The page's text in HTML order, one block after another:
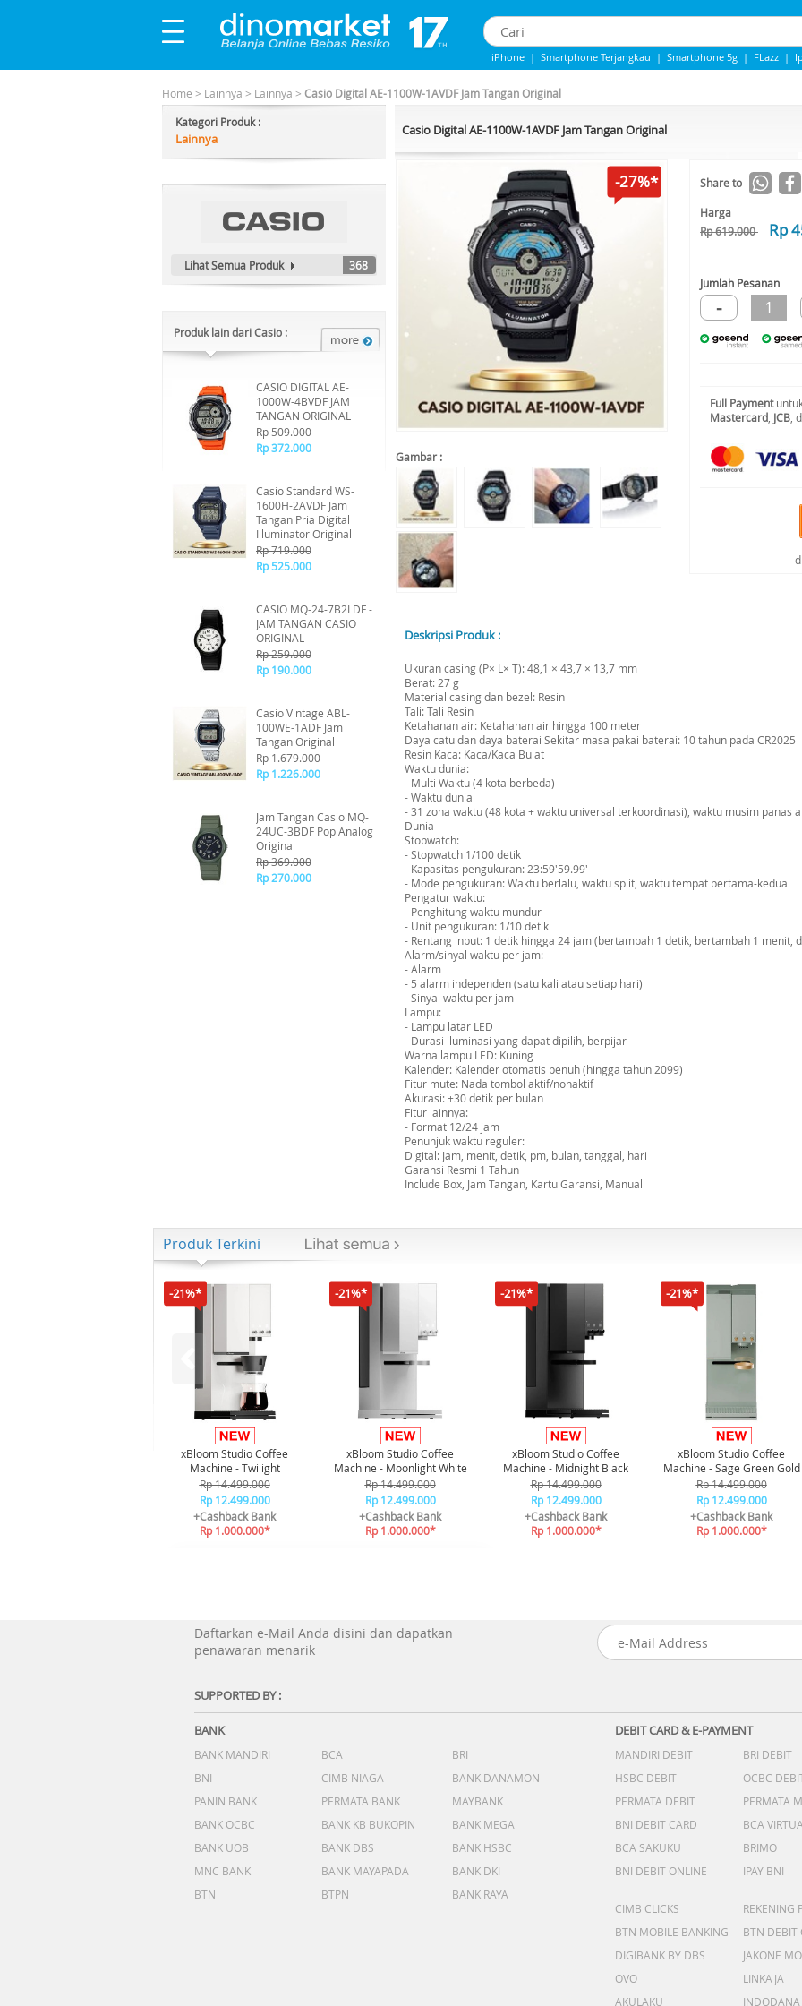
iPhone | Smartphone Terjangkau | Smartphone 5g | FLazz |
Home > Lainnya > Lainnya > Casio Digital AE-1100W-1AVDF Jam Tangan Original
Kategori Produk :
Lainnya
Lihat Semua Produk 368
Produk lain dari Casio :
CASIO DIGITAL AE-
1000W-4BVDF JAM
TANGAN ORIGINAL
Rp 509.000
Rp 372.000
Casio Standard WS-
1600H-2AVDF Jam
Tangan Pria Digital
Illuminator Original
Rp 719.000
Rp 525.000
CASIO MQ-24-7B2LDF -
JAM TANGAN CASIO
ORIGINAL
Rp 259.000
Rp 190.000
Casio Vintage ABL-
100WE-1ADF Jam
Tangan Original
Rp 1.679.000
Rp 1.226.000
Jam Tangan Casio MQ-
24UC-3BDF Pop Analog
Original
Rp 369.000
Rp 270.000
Casio Digital AE-1100W-1AVDF Jam Tangan Original
-27%*
Gambar :
Share to
Harga
Rp 619.000
Rp
Jumlah Pesanan
- 1
Full Payment
Mastercard JCB ,
Deskripsi Produk :
Ukuran casing (P× L× T): 48,1 × 43,7 × 13,7 mm
Berat: 27 g
Material casing dan bezel: Resin
Tali: Tali Resin
Ketahanan air: Ketahanan air hingga 100 meter
Daya catu dan daya baterai Sekitar masa pakai baterai: 10 tahun pada CR2025
Resin Kaca: Kaca/Kaca Bulat
Waktu dunia:
- Multi Waktu (4 kota berbeda)
- Waktu dunia
- 31 zona waktu (48 kota + waktu universal terkoordinasi), waktu musim
Dunia
Stopwatch:
- Stopwatch 1/100 detik
- Kapasitas pengukuran: 23:59'59.99'
- Mode pengukuran: Waktu berlalu, waktu split, waktu tempat pertama-kedua
Pengatur waktu:
- Penghitung waktu mundur
- Unit pengukuran: 1/10 detik
- Rentang input: 1 detik hingga 24 jam (bertambah 1 detik, bertambah 1 menit,
Alarm/sinyal waktu per jam:
- Alarm
- 5 alarm independen (satu kali atau setiap hari)
- Sinyal waktu per jam
Lampu:
- Lampu latar LED
- Durasi iluminasi yang dapat dipilih, berpijar
Warna lampu LED: Kuning
Kalender: Kalender otomatis penuh (hingga tahun 2099)
Fitur mute: Nada tombol aktif/nonaktif
Akurasi: ±30 detik per bulan
Fitur lainnya:
- Format 12/24 jam
Penunjuk waktu reguler:
Digital: Jam, menit, detik, pm, bulan, tanggal, hari
Garansi Resmi 1 Tahun
Include Box, Jam Tangan, Kartu Garansi, Manual
Produk Terkini
-21%*
xBloom Studio Coffee
Machine - Twilight
Rp 14.499.000
Rp 12.499.000
+Cashback Bank
Rp 1.000.000*
-21%*
xBloom Studio Coffee
Machine - Moonlight White
Rp 14.499.000
Rp 12.499.000
+Cashback Bank
Rp 1.000.000*
-21%*
xBloom Studio Coffee
Machine - Midnight Black
Rp 14.499.000
Rp 12.499.000
+Cashback Bank
Rp 1.000.000*
-21%*
xBloom Studio Coffee
Machine - Sage Green Gold
Rp 14.499.000
Rp 12.499.000
+Cashback Bank
Rp 1.000.000*
Daftarkan e-Mail Anda disini dan dapatkan
penawaran menarik
SUPPORTED BY :
BANK
BANK MANDIRI BCA
BRI
BNI
CIMB NIAGA
BANK DANAMON
PANIN BANK
PERMATA BANK
MAYBANK
BANK OCBC
BANK KB BUKOPIN
BANK MEGA
BANK UOB
BANK DBS
BANK HSBC
MNC BANK
BANK MAYAPADA
BANK DKI
BTN
BTPN BANK RAYA
DEBIT CARD & E-PAYMENT
MANDIRI DEBIT BRI DEBIT
HSBC DEBIT
OCBC
PERMATA DEBIT
PERMATA
BNI DEBIT CARD
BCA
BCA SAKUKU
BRIMO
BNI DEBIT ONLINE
IPAY BNI
CIMB CLICKS
REKENING
BTN MOBILE BANKING
BTN DEBIT
DIGIBANK BY DBS
JAKONE
OVO
LINKAJA
AKULAKU
INDODANA